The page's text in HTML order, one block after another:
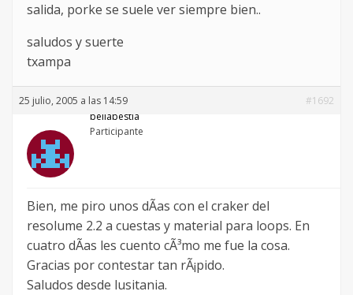
salida, porke se suele ver siempre bien..
saludos y suerte
txampa
25 julio, 2005 a las 14:59
#1692
bellabestia
Participante
Bien, me piro unos dÃ­as con el craker del
resolume 2.2 a cuestas y material para loops. En
cuatro dÃ­as les cuento cÃ³mo me fue la cosa.
Gracias por contestar tan rÃ¡pido.
Saludos desde lusitania.